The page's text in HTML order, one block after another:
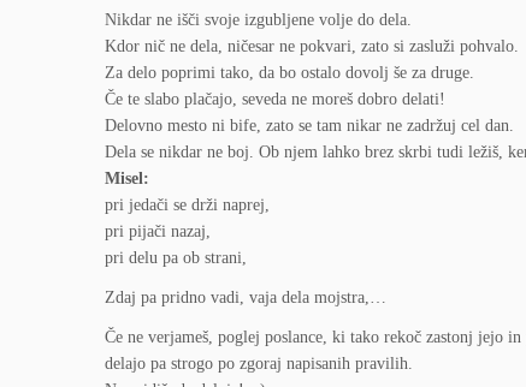
Nikdar ne išči svoje izgubljene volje do dela.
Kdor nič ne dela, ničesar ne pokvari, zato si zasluži pohvalo.
Za delo poprimi tako, da bo ostalo dovolj še za druge.
Če te slabo plačajo, seveda ne moreš dobro delati!
Delovno mesto ni bife, zato se tam nikar ne zadržuj cel dan.
Dela se nikdar ne boj. Ob njem lahko brez skrbi tudi ležiš,
Misel:
pri jedači se drži naprej,
pri pijači nazaj,
pri delu pa ob strani,
Zdaj pa pridno vadi, vaja dela mojstra,…
Če ne verjameš, poglej poslance, ki tako rekoč zastonj jejo in
delajo pa strogo po zgoraj napisanih pravilih.